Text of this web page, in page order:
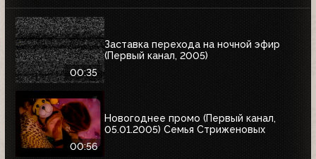
00:35
Заставка перехода на ночной эфир
(Первый канал, 2005)
00:56
Новогоднее промо (Первый канал,
05.01.2005) Семья Стриженовых